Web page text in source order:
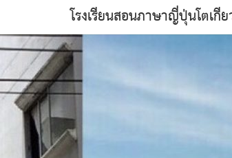
โรงเรียนสอนภาษาญี่ปุ่นโตเ